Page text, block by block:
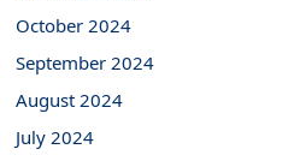
October 2024
September 2024
August 2024
July 2024